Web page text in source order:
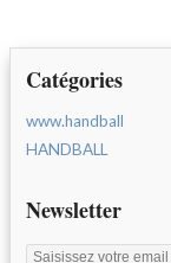
Catégories
www.handball
HANDBALL
Newsletter